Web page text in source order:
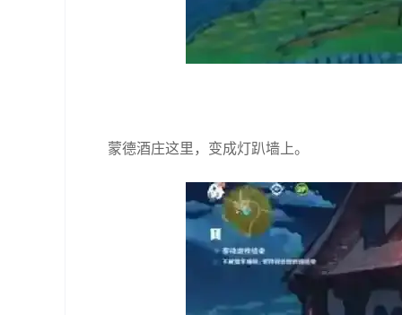
蒙德酒庄这里，变成灯趴墙上。